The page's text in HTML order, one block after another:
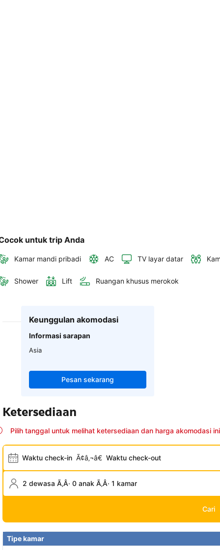
untuk trip Anda
Kamar mandi pribadi AC TV layar datar
Shower Lift Ruangan khusus merokok
Keunggulan akomodasi
Informasi sarapan
Asia
Pesan sekarang
Ketersediaan
Pilih tanggal untuk melihat ketersediaan dan harga akomodasi ini
Waktu check-in Ã¢â‚¬â€ Waktu check-out
2 dewasa Ã‚Â· 0 anak Ã‚Â· 1 kamar
Cari
Tipe kamar